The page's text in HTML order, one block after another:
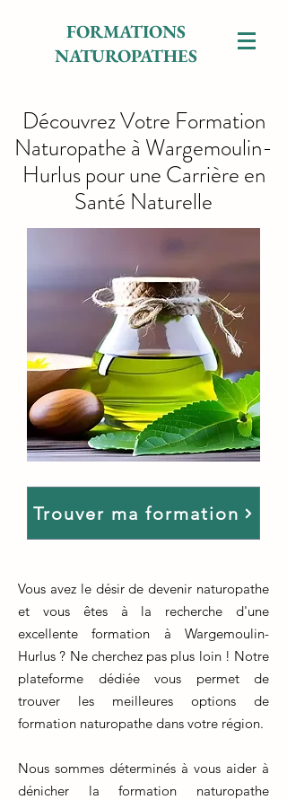
FORMATIONS
NATUROPATHES
Découvrez Votre Formation
Naturopathe à Wargemoulin-
Hurlus pour une Carrière en
Santé Naturelle
Trouver ma formation
Vous avez le désir de devenir naturopathe
et vous êtes à la recherche d'une
excellente formation à Wargemoulin-
Hurlus ? Ne cherchez pas plus loin ! Notre
plateforme dédiée vous permet de
trouver les meilleures options de
formation naturopathe dans votre région.
Nous sommes déterminés à vous aider à
dénicher la formation naturopathe